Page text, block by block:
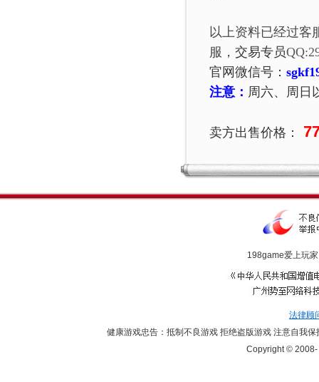
以上资料已经过客
服， 交易专员QQ:
官网微信号：
注意： 周六、周日
卖方出售价格：
198game爱上玩
法律顾
健康游戏忠告：抵制不良游戏 拒绝盗版游戏 注意自我
Copyright ©